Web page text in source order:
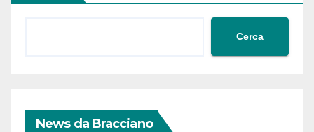
Cerca
News da Bracciano